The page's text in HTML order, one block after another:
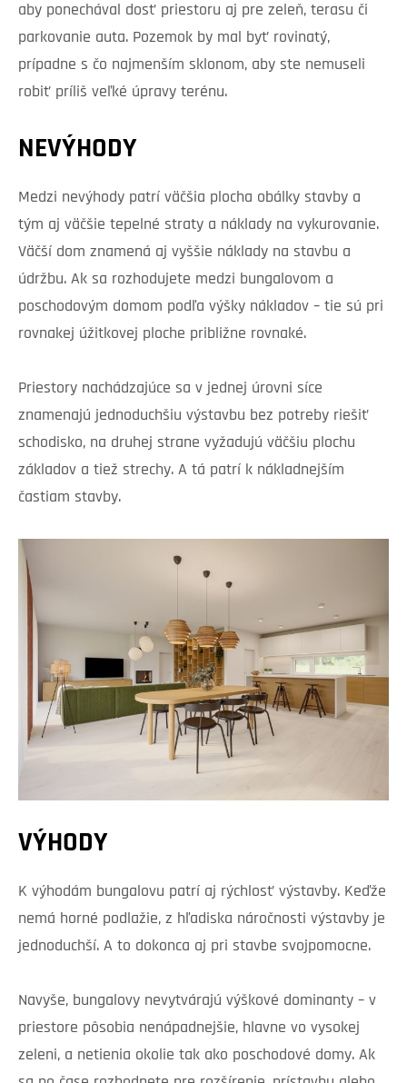
aby ponechával dosť priestoru aj pre zeleň, terasu či
parkovanie auta. Pozemok by mal byť rovinatý,
prípadne s čo najmenším sklonom, aby ste nemuseli
robiť príliš veľké úpravy terénu.
NEVÝHODY
Medzi nevýhody patrí väčšia plocha obálky stavby a
tým aj väčšie tepelné straty a náklady na vykurovanie.
Väčší dom znamená aj vyššie náklady na stavbu a
údržbu. Ak sa rozhodujete medzi bungalovom a
poschodovým domom podľa výšky nákladov – tie sú pri
rovnakej úžitkovej ploche približne rovnaké.
Priestory nachádzajúce sa v jednej úrovni síce
znamenajú jednoduchšiu výstavbu bez potreby riešiť
schodisko, na druhej strane vyžadujú väčšiu plochu
základov a tiež strechy. A tá patrí k nákladnejším
častiam stavby.
VÝHODY
K výhodám bungalovu patrí aj rýchlosť výstavby. Keďže
nemá horné podlažie, z hľadiska náročnosti výstavby je
jednoduchší. A to dokonca aj pri stavbe svojpomocne.
Navyše, bungalovy nevytvárajú výškové dominanty – v
priestore pôsobia nenápadnejšie, hlavne vo vysokej
zeleni, a netienia okolie tak ako poschodové domy. Ak